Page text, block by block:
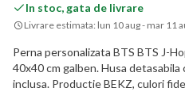
In stoc, gata de livrare
Livrare estimata: lun 10 aug - mar 11
Perna personalizata BTS BTS J-
40x40 cm galben. Husa detasabila
inclusa. Productie BEKZ, culori